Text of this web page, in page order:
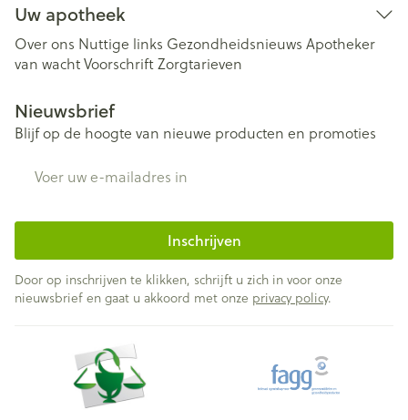
Uw apotheek
Over ons Nuttige links Gezondheidsnieuws Apotheker
van wachtVoorschriftZorgtarieven
Nieuwsbrief
Blijf op de hoogte van nieuwe producten en promoties
Inschrijven
Door op inschrijven te klikken, schrijft u zich in voor onze
nieuwsbrief en gaat u akkoord met onze privacy policy.